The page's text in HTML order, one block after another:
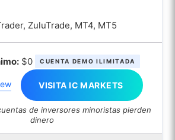
ZuluTrade, MT4, MT5
$0 CUENTA DEMO ILIMITADA
VISITA IC MARKETS
de inversores minoristas pierden
dinero